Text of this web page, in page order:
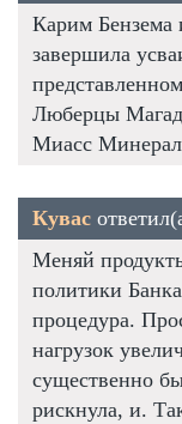
Карим Бензема
завершила
Люберцы
Миасс
Кувас
Меняй
политики
процедура.
нагрузок
существенно
рискнула, и.